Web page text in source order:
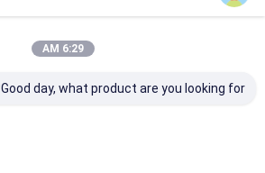
6:29 AM
Good day, what product are you looking for?